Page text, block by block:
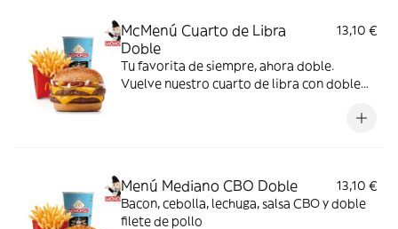
McMenú Cuarto de Libra
Doble
13,10 €
Tu favorita de siempre, ahora doble.
Vuelve nuestro cuarto de libra con doble
cheddar, pepinillo, cebolla en tiras, kétchup
Menú Mediano CBO Doble
13,10 €
Bacon, cebolla, lechuga, salsa CBO y doble
filete de pollo